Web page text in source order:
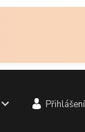
Přihlášení